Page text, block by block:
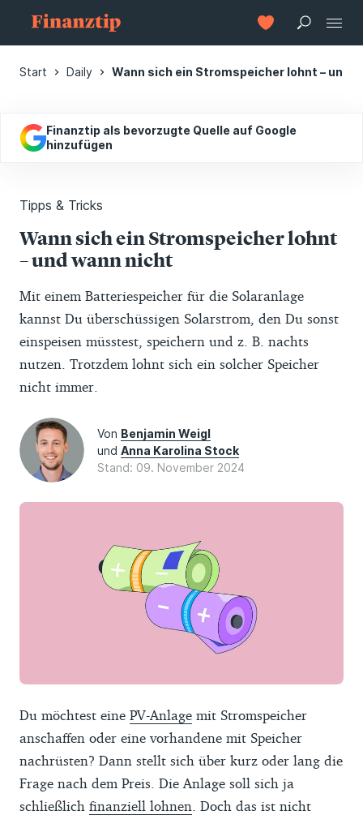
Start Daily Wann sich ein Stromspeicher lohnt – und
Finanztip als bevorzugte Quelle auf Google
hinzufügen
Tipps & Tricks
Wann sich ein Stromspeicher lohnt
– und wann nicht
Mit einem Batteriespeicher für die Solaranlage
kannst Du überschüssigen Solarstrom, den Du sonst
einspeisen müsstest, speichern und z. B. nachts
nutzen. Trotzdem lohnt sich ein solcher Speicher
nicht immer.
Von Benjamin Weigl
und Anna Karolina Stock
Stand: 09. November 2024
Du möchtest eine PV-Anlage mit Stromspeicher
anschaffen oder eine vorhandene mit Speicher
nachrüsten? Dann stellt sich über kurz oder lang die
Frage nach dem Preis. Die Anlage soll sich ja
schließlich finanziell lohnen . Doch das ist nicht